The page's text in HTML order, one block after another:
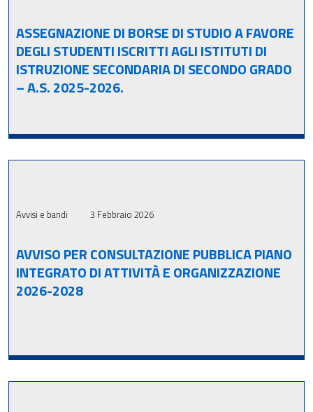
ASSEGNAZIONE DI BORSE DI STUDIO A FAVORE
DEGLI STUDENTI ISCRITTI AGLI ISTITUTI DI
ISTRUZIONE SECONDARIA DI SECONDO GRADO
– A.S. 2025-2026.
Avvisi e bandi 3 Febbraio 2026
AVVISO PER CONSULTAZIONE PUBBLICA PIANO
INTEGRATO DI ATTIVITÀ E ORGANIZZAZIONE
2026-2028